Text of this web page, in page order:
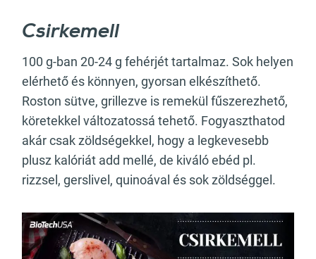
Csirkemell
100 g-ban 20-24 g fehérjét tartalmaz. Sok helyen
elérhető és könnyen, gyorsan elkészíthető.
Roston sütve, grillezve is remekül fűszerezhető,
köretekkel változatossá tehető. Fogyaszthatod
akár csak zöldségekkel, hogy a legkevesebb
plusz kalóriát add mellé, de kiváló ebéd pl.
rizzsel, gerslivel, quinoával és sok zöldséggel.